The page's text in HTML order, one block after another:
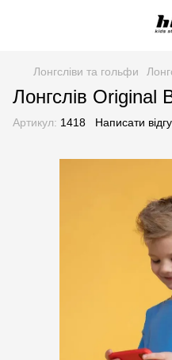
Лонгсліви та гольфи
Лонгслів Original
Артикул: 1418 Написати